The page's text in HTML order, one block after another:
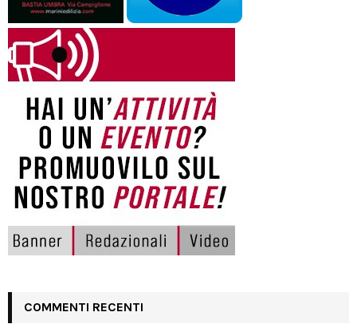
COMMENTI RECENTI